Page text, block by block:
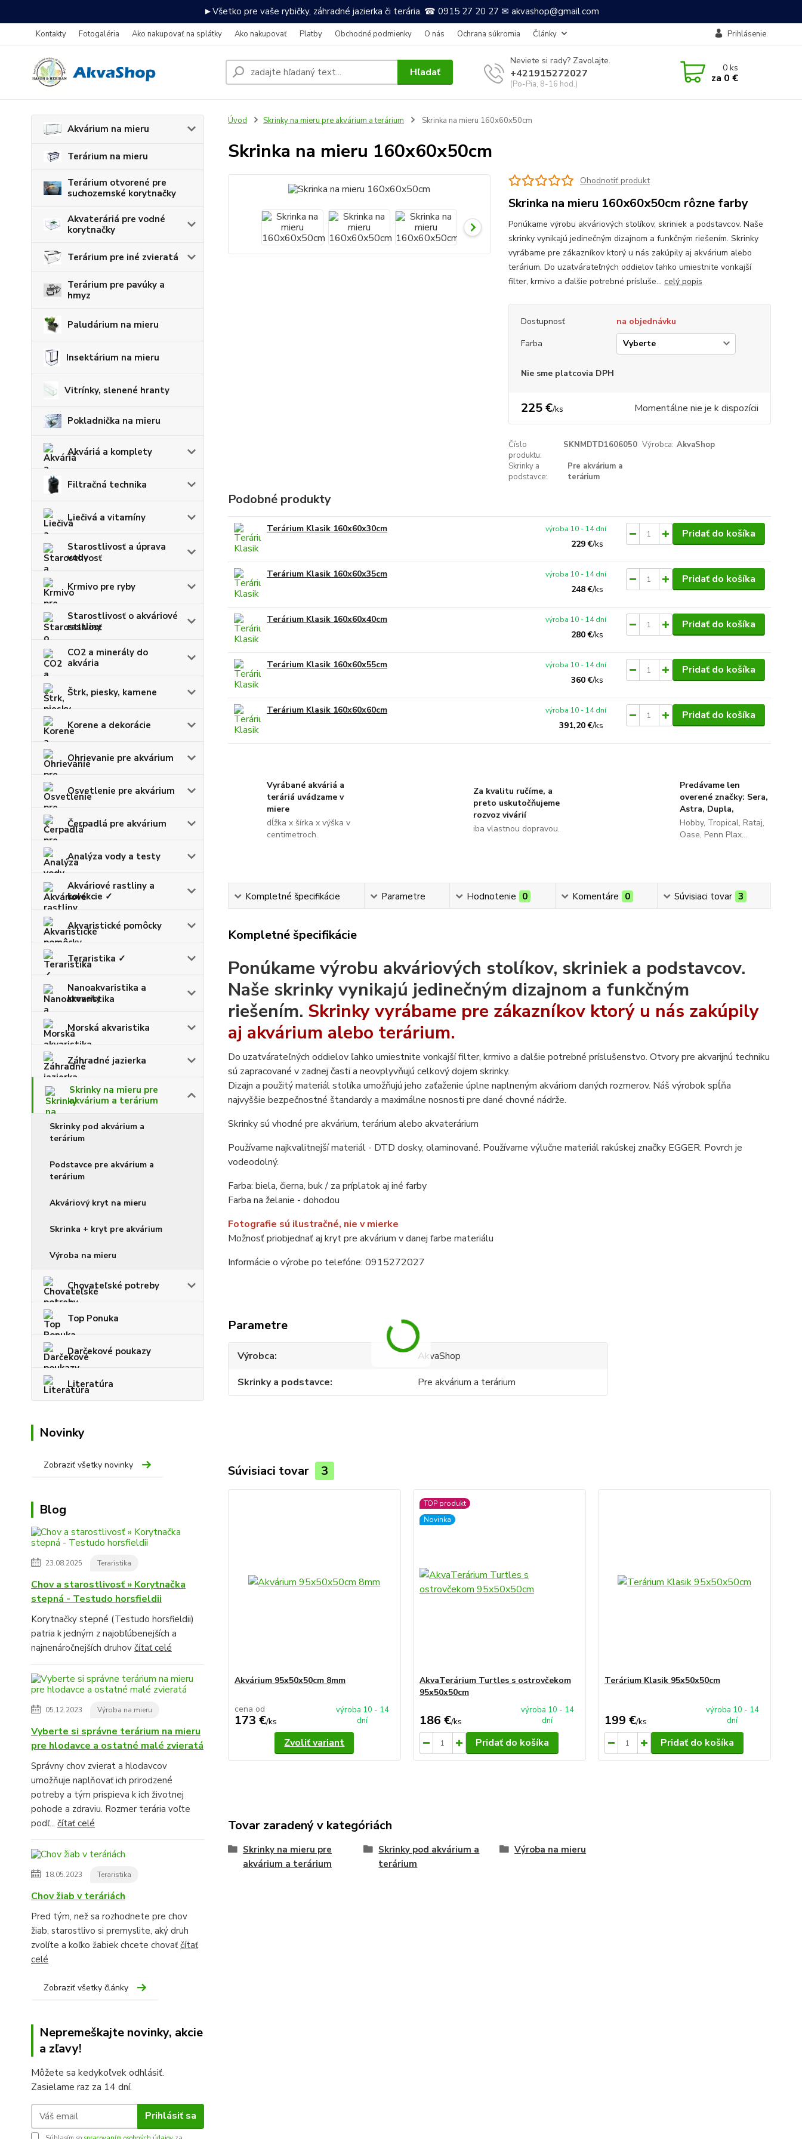
►Všetko pre vaše rybičky, záhradné jazierka či terária. ☎ 0915 27 20 27 ✉ akvashop@gmail.com
Kontakty Fotogaléria Ako nakupovať na splátky Ako nakupovať Platby Obchodné podmienky O nás Ochrana súkromia Články Prihlásenie
Hľadať
Neviete si rady? Zavolajte.
+421915272027
(Po-Pia, 8-16 hod.)
0ks
za 0 €
Akvárium na mieru
Terárium na mieru
Terárium otvorené pre
suchozemské korytnačky
Akvateráriá pre vodné
korytnačky
Terárium pre iné zvieratá
Terárium pre pavúky a
hmyz
Paludárium na mieru
Insektárium na mieru
Vitrínky, slenené hranty
Pokladnička na mieru
Akváriá a komplety
Filtračná technika
Liečivá a vitamíny
Starostlivosť a úprava
vody
Krmivo pre ryby
Starostlivosť o akváriové
rastliny
CO2 a minerály do
akvária
Štrk, piesky, kamene
Korene a dekorácie
Ohrievanie pre akvárium
Osvetlenie pre akvárium
Čerpadlá pre akvárium
Analýza vody a testy
Akváriové rastliny a
kolekcie ✓
Akvaristické pomôcky
Teraristika ✓
Nanoakvaristika a
krevety
Morská akvaristika
Záhradné jazierka
Skrinky na mieru pre
akvárium a terárium
Skrinky pod akvárium a
terárium
Podstavce pre akvárium a
terárium
Akváriový kryt na mieru
Skrinka + kryt pre akvárium
Výroba na mieru
Chovateľské potreby
Top Ponuka
Darčekové poukazy
Literatúra
Novinky
Zobraziť všetky novinky
Blog
23.08.2025 Teraristika
Chov a starostlivosť » Korytnačka
stepná - Testudo horsfieldii
Korytnačky stepné (Testudo horsfieldii)
patria k jedným z najobľúbenejších a
najnenáročnejších druhov čítať celé
05.12.2023 Výroba na mieru
Vyberte si správne terárium na mieru
pre hlodavce a ostatné malé zvieratá
Správny chov zvierat a hlodavcov
umožňuje naplňovať ich prirodzené
potreby a tým prispieva k ich životnej
pohode a zdraviu. Rozmer terária voľte
podľ... čítať celé
18.05.2023 Teraristika
Chov žiab v teráriách
Pred tým, než sa rozhodnete pre chov
žiab, starostlivo si premyslite, aký druh
zvolíte a koľko žabiek chcete chovaťčítať
celé
Zobraziť všetky články
Nepremeškajte novinky, akcie
a zľavy!
Môžete sa kedykoľvek odhlásiť.
Zasielame raz za 14 dní.
Prihlásiť sa
Úvod Skrinky na mieru pre akvárium a terárium Skrinka na mieru 160x60x50cm
Skrinka na mieru 160x60x50cm
Ohodnotiť produkt
Skrinka na mieru 160x60x50cm rôzne farby
Ponúkame výrobu akváriových stolíkov, skriniek a podstavcov. Naše
skrinky vynikajú jedinečným dizajnom a funkčným riešením. Skrinky
vyrábame pre zákazníkov ktorý u nás zakúpily aj akvárium alebo
terárium. Do uzatvárateľných oddielov ľahko umiestnite vonkajší
filter, krmivo a ďalšie potrebné prísluše... celý popis
Dostupnosť
na objednávku
Farba
Nie sme platcovia DPH
225 €/ks Momentálne nie je k dispozícii
Číslo
produktu:
SKNMDTD1606050 Výrobca: AkvaShop
Skrinky a
podstavce:
Pre akvárium a
terárium
Podobné produkty
Terárium Klasik 160x60x30cm
229 €/ks
výroba 10 - 14 dní Pridať do košíka
Terárium Klasik 160x60x35cm
248 €/ks
výroba 10 - 14 dní Pridať do košíka
Terárium Klasik 160x60x40cm
280 €/ks
výroba 10 - 14 dní Pridať do košíka
Terárium Klasik 160x60x55cm
360 €/ks
výroba 10 - 14 dní Pridať do košíka
Terárium Klasik 160x60x60cm
391,20 €/ks
výroba 10 - 14 dní Pridať do košíka
Vyrábané akváriá a
teráriá uvádzame v
miere
dĺžka x šírka x výška v
centimetroch.
Za kvalitu ručíme, a
preto uskutočňujeme
rozvoz vivárií
iba vlastnou dopravou.
Predávame len
overené značky: Sera,
Astra, Dupla,
Hobby, Tropical, Rataj,
Oase, Penn Plax...
Kompletné špecifikácie Parametre Hodnotenie 0 Komentáre 0 Súvisiaci tovar 3
Kompletné špecifikácie
Ponúkame výrobu akváriových stolíkov, skriniek a podstavcov.
Naše skrinky vynikajú jedinečným dizajnom a funkčným
riešením. Skrinky vyrábame pre zákazníkov ktorý u nás zakúpily
aj akvárium alebo terárium.
Do uzatvárateľných oddielov ľahko umiestnite vonkajší filter, krmivo a ďalšie potrebné príslušenstvo. Otvory pre akvarijnú techniku
sú zapracované v zadnej časti a neovplyvňujú celkový dojem skrinky.
Dizajn a použitý materiál stolíka umožňujú jeho zaťaženie úplne naplneným akváriom daných rozmerov. Náš výrobok spĺňa
najvyššie bezpečnostné štandardy a maximálne nosnosti pre dané chovné nádrže.
Skrinky sú vhodné pre akvárium, terárium alebo akvaterárium
Používame najkvalitnejší materiál - DTD dosky, olaminované. Používame výlučne materiál rakúskej značky EGGER. Povrch je
vodeodolný.
Farba: biela, čierna, buk / za príplatok aj iné farby
Farba na želanie - dohodou
Fotografie sú ilustračné, nie v mierke
Možnosť priobjednať aj kryt pre akvárium v danej farbe materiálu
Informácie o výrobe po telefóne: 0915272027
Parametre
Výrobca
AkvaShop
Skrinky a podstavce
Pre akvárium a terárium
Súvisiaci tovar 3
Akvárium 95x50x50cm 8mm
cena od
173 €/ks
výroba 10 - 14
dní
Zvoliť variant
TOP produkt
Novinka
AkvaTerárium Turtles s ostrovčekom
95x50x50cm
186 €/ks
výroba 10 - 14
dní
Pridať do košíka
Terárium Klasik 95x50x50cm
199 €/ks
výroba 10 - 14
dní
Pridať do košíka
Tovar zaradený v kategóriách
Skrinky na mieru pre
akvárium a terárium
Skrinky pod akvárium a
terárium
Výroba na mieru